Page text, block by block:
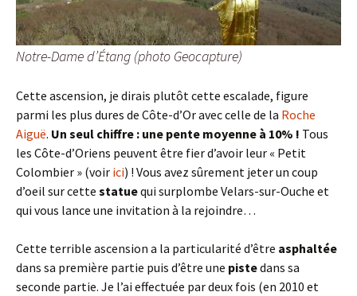
Notre-Dame d’Étang (photo Geocapture)
Cette ascension, je dirais plutôt cette escalade, figure
parmi les plus dures de Côte-d’Or avec celle de la Roche
Aiguë. Un seul chiffre : une pente moyenne à 10% ! Tous
les Côte-d’Oriens peuvent être fier d’avoir leur « Petit
Colombier » (voir ici) ! Vous avez sûrement jeter un coup
d’oeil sur cette statuequi surplombe Velars-sur-Ouche et
qui vous lance une invitation à la rejoindre…
Cette terrible ascension a la particularité d’être asphaltée
dans sa première partie puis d’être une pistedans sa
seconde partie. Je l’ai effectuée par deux fois (en 2010 et